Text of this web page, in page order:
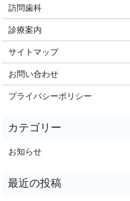
訪問歯科
診療案内
サイトマップ
お問い合わせ
プライバシーポリシー
お知らせ